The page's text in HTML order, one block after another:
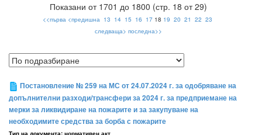
Показани от 1701 до 1800 (стр. 18 от 29)
<<първа <предишна 13 14 15 16 1718 19 20 21 22 23
следваща> последна>>
Постановление № 259 на МС от 24.07.2024 г. за одобряване на
допълнителни разходи/трансфери за 2024 г. за предприемане на
мерки за ликвидиране на пожарите и за закупуване на
необходимите средства за борба с пожарите
Тип на документа: нормативен акт